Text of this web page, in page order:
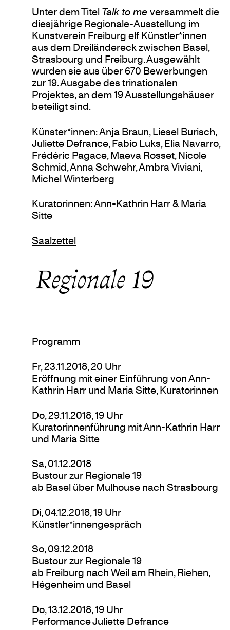
Unter dem TitelTalk to meversammelt die
diesjährige Regionale-Ausstellung im
Kunstverein Freiburg elf Künstler*innen
aus dem Dreiländereck zwischen Basel,
Strasbourg und Freiburg. Ausgewählt
wurden sie aus über 670 Bewerbungen
zur 19. Ausgabe des trinationalen
Projektes, an dem 19 Ausstellungshäuser
beteiligt sind.
Künster*innen: Anja Braun, Liesel Burisch,
Juliette Defrance, Fabio Luks, Elia Navarro,
Frédéric Pagace, Maeva Rosset, Nicole
Schmid, Anna Schwehr, Ambra Viviani,
Michel Winterberg
Kuratorinnen: Ann-Kathrin Harr & Maria
Sitte
Saalzettel
Programm
Fr, 23.11.2018, 20 Uhr
Eröffnung mit einer Einführung von Ann-
Kathrin Harr und Maria Sitte, Kuratorinnen
Do, 29.11.2018, 19 Uhr
Kuratorinnenführung mit Ann-Kathrin Harr
und Maria Sitte
Sa, 01.12.2018
Bustour zur Regionale 19
ab Basel über Mulhouse nach Strasbourg
Di, 04.12.2018, 19 Uhr
Künstler*innengespräch
So, 09.12.2018
Bustour zur Regionale 19
ab Freiburg nach Weil am Rhein, Riehen,
Hégenheim und Basel
Do, 13.12.2018, 19 Uhr
Performance Juliette Defrance